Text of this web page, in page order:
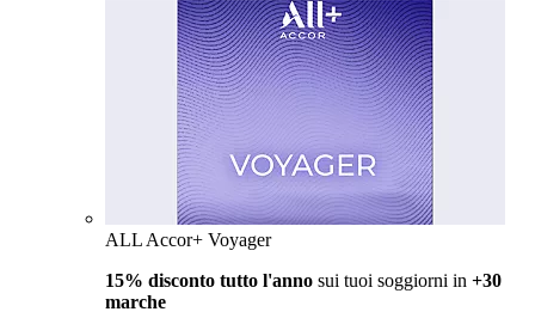
ALL Accor+ Voyager
15% disconto tutto l'anno sui tuoi soggiorni in +30
marche